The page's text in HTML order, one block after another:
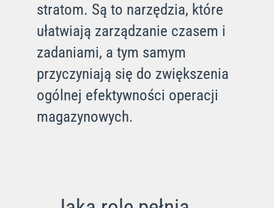
stratom. Są to narzędzia, które
ułatwiają zarządzanie czasem i
zadaniami, a tym samym
przyczyniają się do zwiększenia
ogólnej efektywności operacji
magazynowych.